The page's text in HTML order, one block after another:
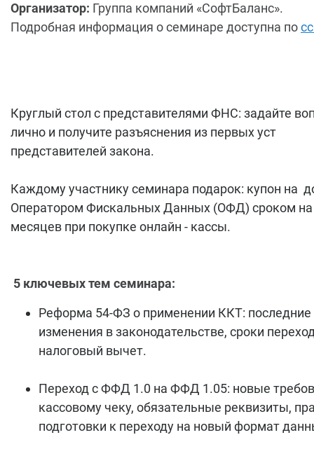
Организатор: Группа компаний «СофтБаланс».
Подробная информация о семинаре доступна по
Круглый стол с представителями ФНС: задайте
лично и получите разъяснения из первых уст
представителей закона.
Каждому участнику семинара подарок: купон на
Оператором Фискальных Данных (ОФД) сроком на
месяцев при покупке онлайн - кассы.
5 ключевых тем семинара:
Реформа 54-ФЗ о применении ККТ: последние
изменения в законодательстве, сроки
налоговый вычет.
Переход с ФФД 1.0 на ФФД 1.05: новые
кассовому чеку, обязательные реквизиты,
подготовки к переходу на новый формат